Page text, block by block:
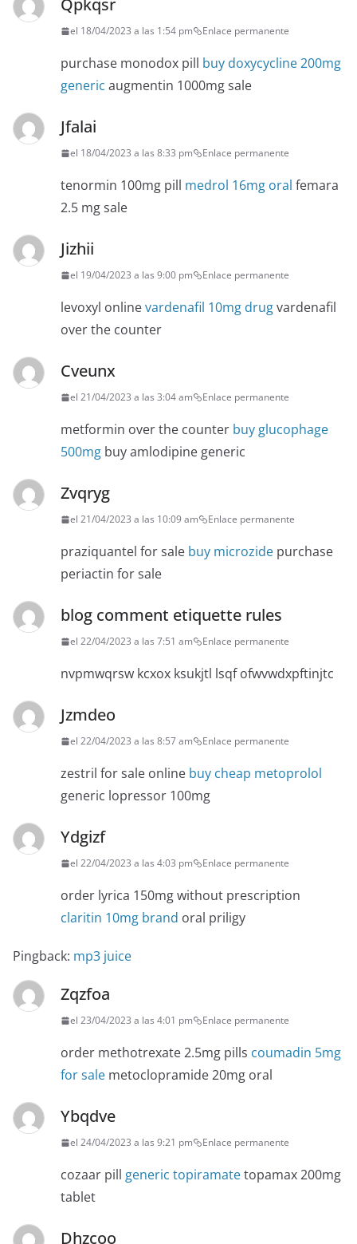
Qpkqsr
el 18/04/2023 a las 1:54 pm Enlace permanente
purchase monodox pill buy doxycycline 200mg
generic augmentin 1000mg sale
Jfalai
el 18/04/2023 a las 8:33 pm Enlace permanente
tenormin 100mg pill medrol 16mg oral femara
2.5 mg sale
Jizhii
el 19/04/2023 a las 9:00 pm Enlace permanente
levoxyl onlinevardenafil 10mg drugvardenafil
over the counter
Cveunx
el 21/04/2023 a las 3:04 am Enlace permanente
metformin over the counter buy glucophage
500mg buy amlodipine generic
Zvqryg
el 21/04/2023 a las 10:09 am Enlace permanente
praziquantel for sale buy microzide purchase
periactin for sale
blog comment etiquette rules
el 22/04/2023 a las 7:51 am Enlace permanente
nvpmwqrsw kcxox ksukjtl lsqf ofwvwdxpftinjtc
Jzmdeo
el 22/04/2023 a las 8:57 am Enlace permanente
zestril for sale online buy cheap metoprolol
generic lopressor 100mg
Ydgizf
el 22/04/2023 a las 4:03 pm Enlace permanente
order lyrica 150mg without prescription
claritin 10mg brand oral priligy
Pingback: mp3 juice
Zqzfoa
el 23/04/2023 a las 4:01 pm Enlace permanente
order methotrexate 2.5mg pills coumadin 5mg
for sale metoclopramide 20mg oral
Ybqdve
el 24/04/2023 a las 9:21 pm Enlace permanente
cozaar pill generic topiramatetopamax 200mg
tablet
Dhzcoo